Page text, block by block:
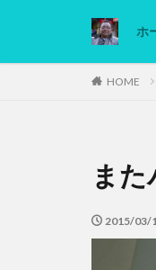
ホ
HOME
ま
2015/03/